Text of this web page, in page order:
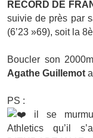
RECORD DE
suivie de près par
(6’23 »69), soit la
Boucler son
Agathe Guillemot
PS :
il se
Athletics qu’il